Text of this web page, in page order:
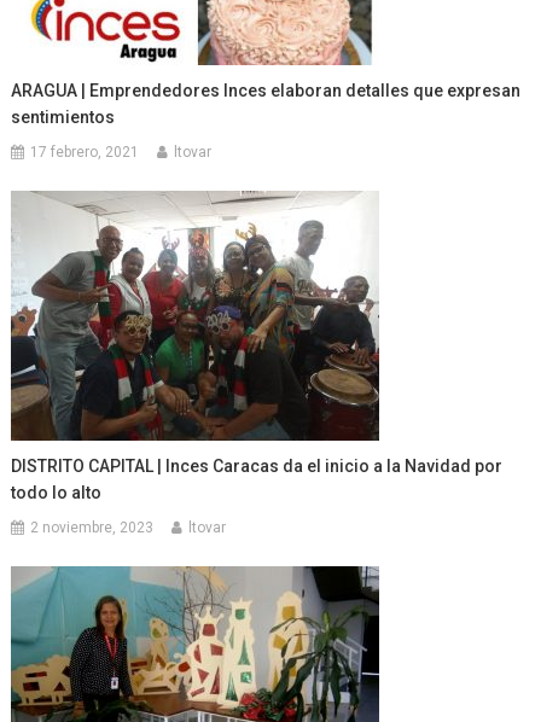
ARAGUA | Emprendedores Inces elaboran detalles que expresan
sentimientos
17 febrero, 2021 ltovar
DISTRITO CAPITAL | Inces Caracas da el inicio a la Navidad por
todo lo alto
2 noviembre, 2023 ltovar